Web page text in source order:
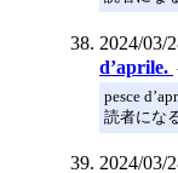
2024/03/
d’aprile.
pesce
読者にな
2024/03/